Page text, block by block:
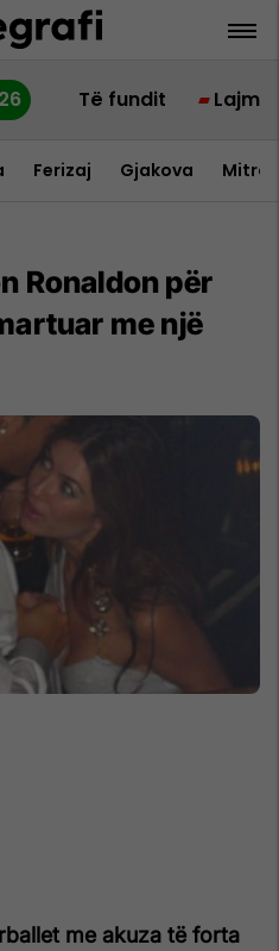
Të fundit Lajme
Ferizaj Gjakova
Ronaldon për
me një
me akuza të forta